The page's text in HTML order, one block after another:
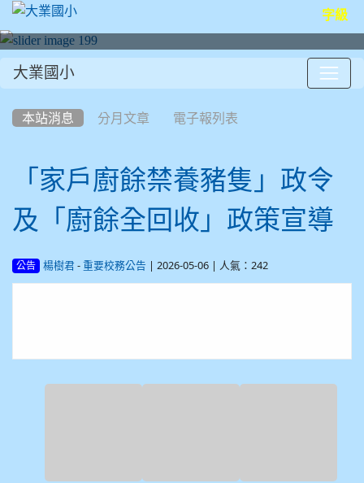
字級
大業國小
本站消息 分月文章 電子報列表
「家戶廚餘禁養豬隻」政令
及「廚餘全回收」政策宣導
公告 楊樹君 - 重要校務公告 | 2026-05-06 | 人氣：242